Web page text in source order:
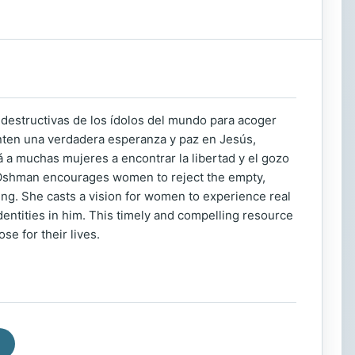
de los ídolos del mundo para acoger
una verdadera esperanza y paz en Jesús,
muchas mujeres a encontrar la libertad y el gozo
encourages women to reject the empty,
She casts a vision for women to experience real
in him. This timely and compelling resource
for their lives.